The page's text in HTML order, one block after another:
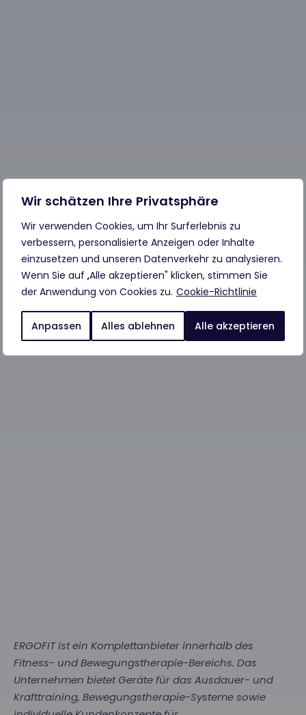
Wir schätzen Ihre Privatsphäre
Wir verwenden Cookies, um Ihr Surferlebnis zu
verbessern, personalisierte Anzeigen oder Inhalte
einzusetzen und unseren Datenverkehr zu analysieren.
Wenn Sie auf „Alle akzeptieren" klicken, stimmen Sie
der Anwendung von Cookies zu. Cookie-Richtlinie
Anpassen Alles ablehnen Alle akzeptieren
ERGOFIT ist ein Komplettanbieter innerhalb des
Fitness- und Bewegungstherapie-Bereichs. Das
Unternehmen bietet Geräte für das Ausdauer- und
Krafttraining, Bewegungstherapie-Systeme sowie